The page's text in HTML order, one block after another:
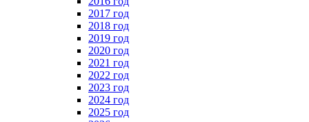
2017 год
2018 год
2019 год
2020 год
2021 год
2022 год
2023 год
2024 год
2025 год